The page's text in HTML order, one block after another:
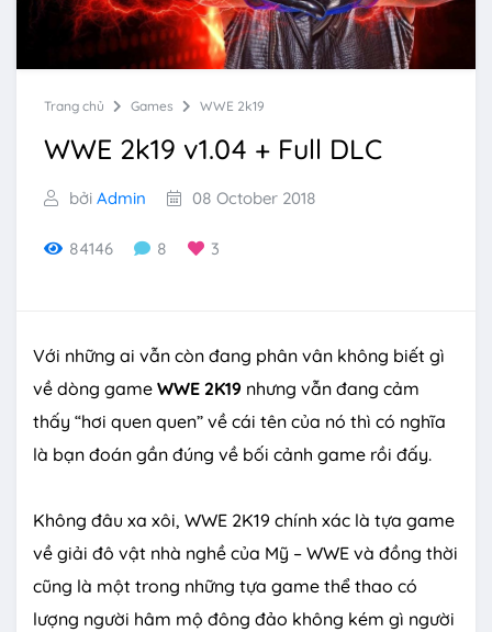
Trang chủ Games WWE 2k19
WWE 2k19 v1.04 + Full DLC
bởi Admin 08 October 2018
84146 8 3
Với những ai vẫn còn đang phân vân không biết gì
về dòng game WWE 2K19 nhưng vẫn đang cảm
thấy “hơi quen quen” về cái tên của nó thì có nghĩa
là bạn đoán gần đúng về bối cảnh game rồi đấy.
Không đâu xa xôi, WWE 2K19 chính xác là tựa game
về giải đô vật nhà nghề của Mỹ – WWE và đồng thời
cũng là một trong những tựa game thể thao có
lượng người hâm mộ đông đảo không kém gì người